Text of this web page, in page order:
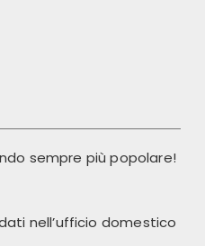
sempre più popolare!
nell’ufficio domestico